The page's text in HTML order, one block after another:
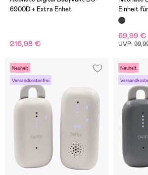
6900D + Extra Enhet
216,98 €
Einheit
69,99 €
UVP:
Neuheit
Versandkostenfrei
Neuheit